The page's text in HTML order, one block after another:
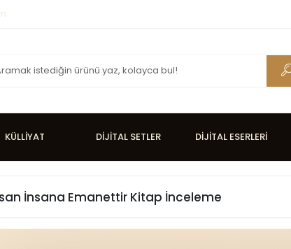
KÜLLİYAT DİJİTAL SETLER DİJİTAL ESERLERİ
İnsana Emanettir Kitap İnceleme